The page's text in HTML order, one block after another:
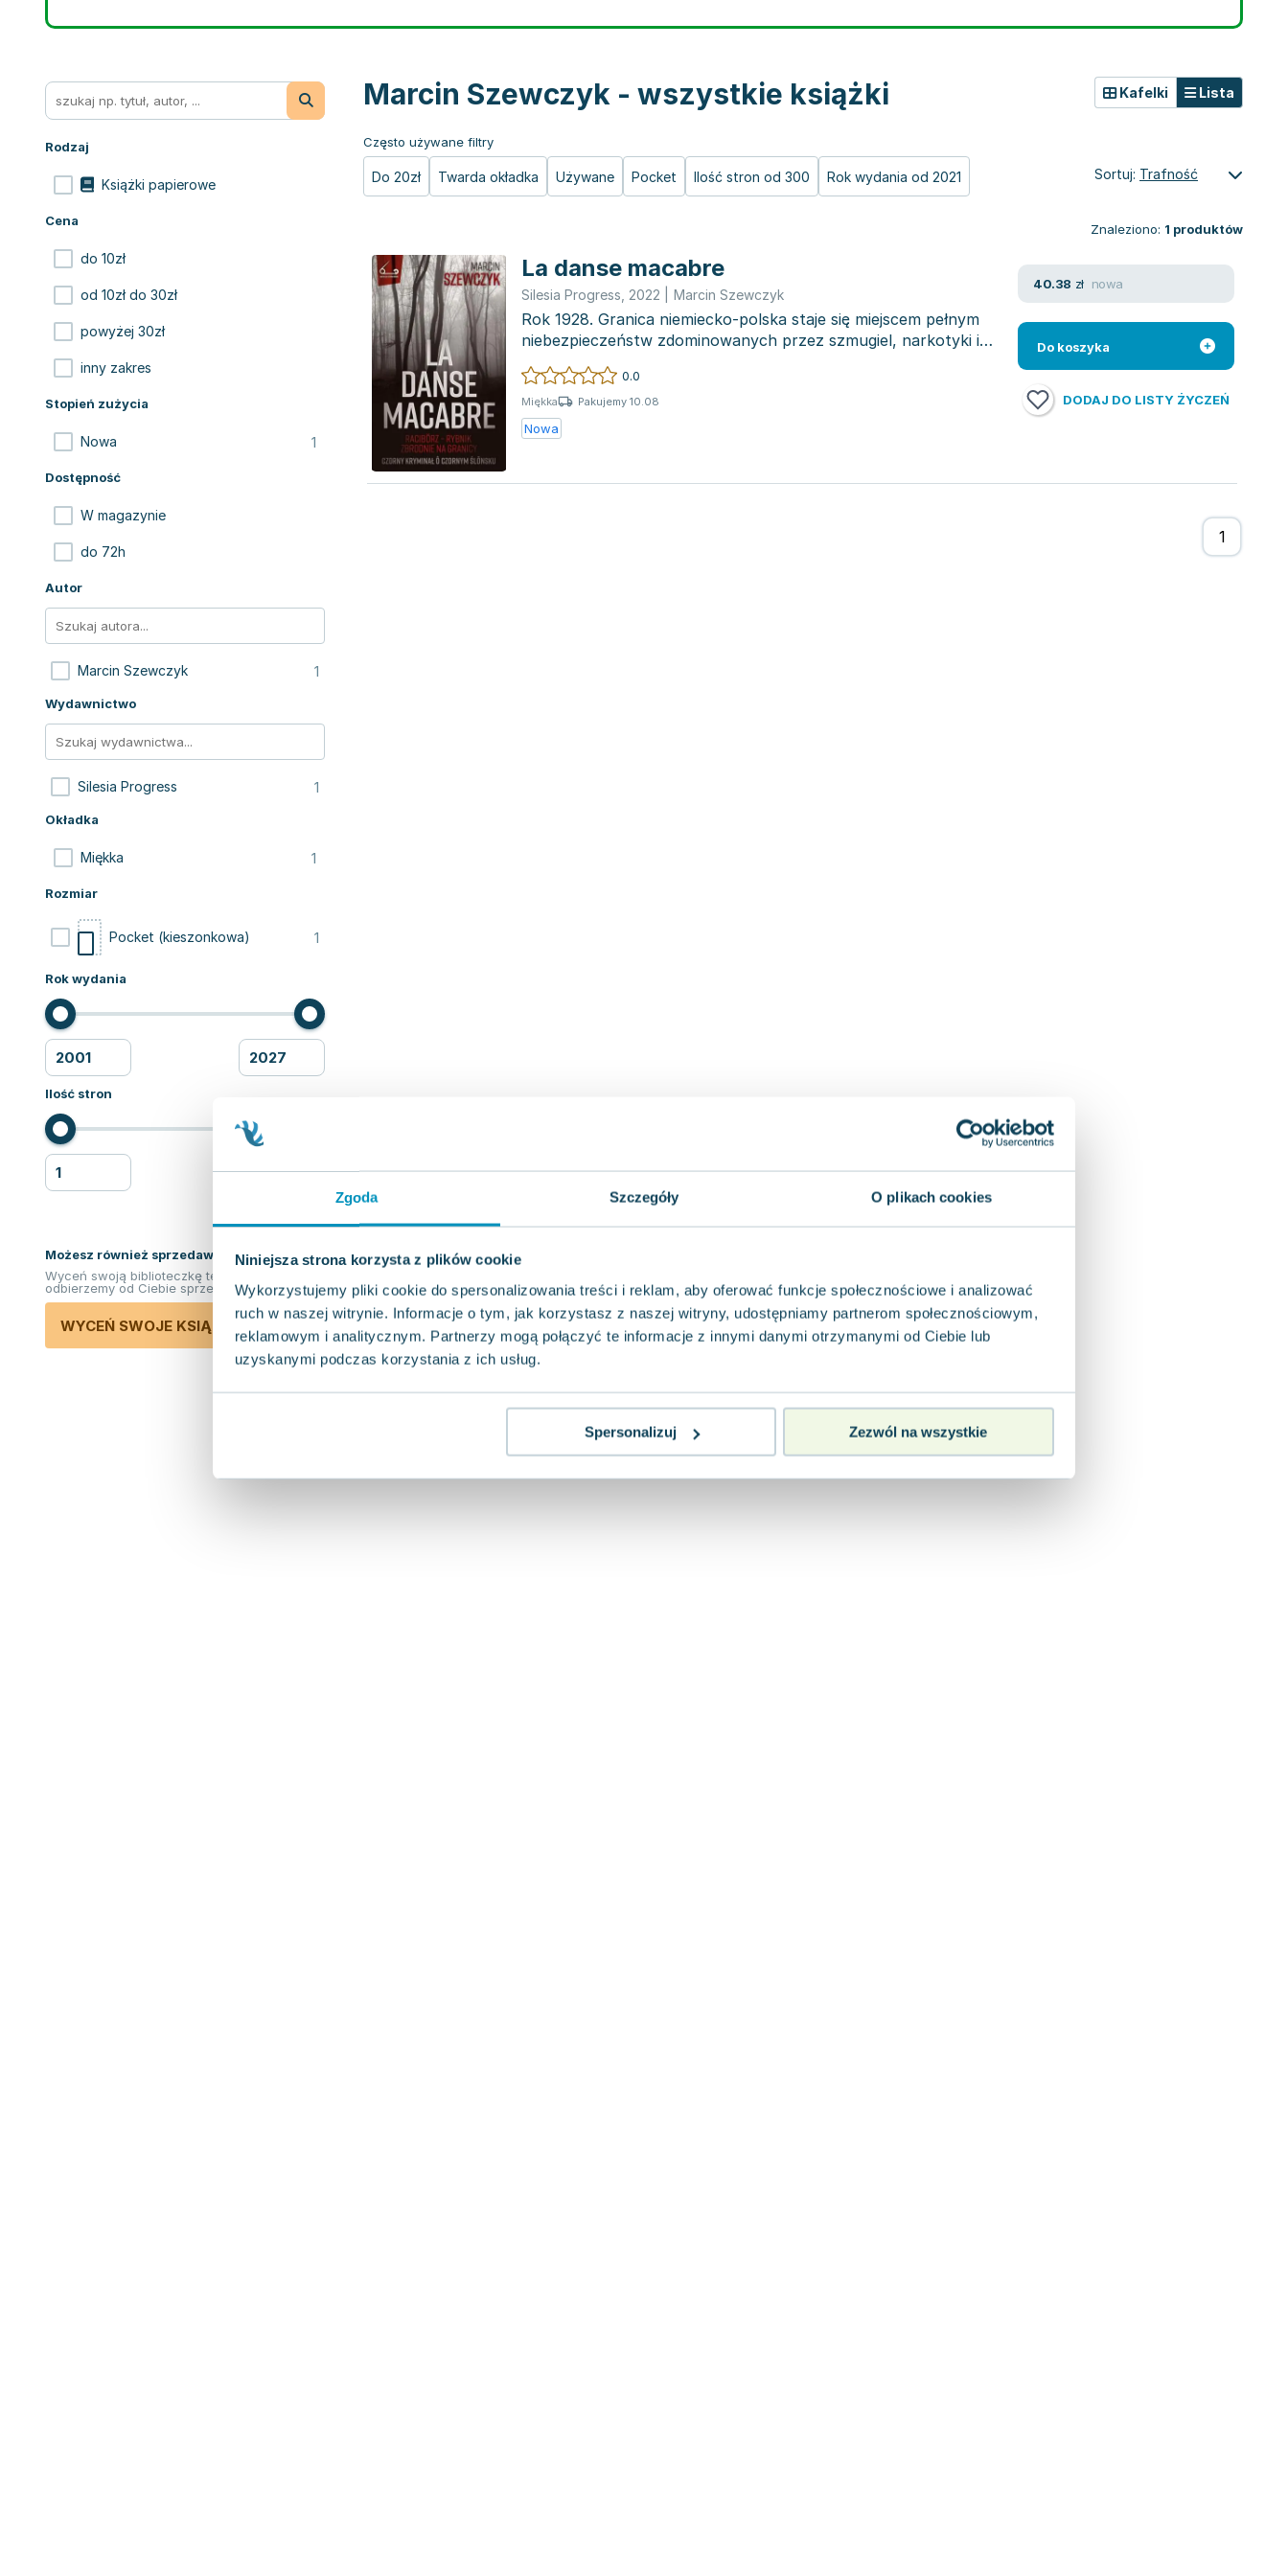
Zgoda Szczegóły O plikach cookies
Niniejsza strona korzysta z plików cookie
Wykorzystujemy pliki cookie do spersonalizowania treści i reklam, aby oferować funkcje społecznościowe i analizować
ruch w naszej witrynie. Informacje o tym, jak korzystasz z naszej witryny, udostępniamy partnerom społecznościowym,
reklamowym i analitycznym. Partnerzy mogą połączyć te informacje z innymi danymi otrzymanymi od Ciebie lub
uzyskanymi podczas korzystania z ich usług.
Spersonalizuj Zezwól na wszystkie
Rodzaj
Książki papierowe
Cena
do 10zł
od 10zł do 30zł
powyżej 30zł
inny zakres
Stopień zużycia
Nowa 1
Dostępność
W magazynie
do 72h
Autor
Marcin Szewczyk 1
Wydawnictwo
Silesia Progress 1
Okładka
Miękka 1
Rozmiar
Pocket (kieszonkowa) 1
Rok wydania
Ilość stron
Możesz również sprzedawać ksiązki!
Wyceń swoją biblioteczkę teraz. Odkupimy i
odbierzemy od Ciebie sprzedane książki.
WYCEŃ SWOJE KSIĄŻKI
Marcin Szewczyk - wszystkie książki
Często używane filtry
Do 20zł Twarda okładka Używane Pocket Ilość stron od 300 Rok wydania od 2021
Kafelki Lista
Sortuj: Trafność
Znaleziono: 1 produktów
La danse macabre
Silesia Progress 2022 Marcin Szewczyk
Rok 1928. Granica niemiecko-polska staje się miejscem pełnym
niebezpieczeństw zdominowanych przez szmugiel, narkotyki i
zbrodnie....
0.0
Miękka Pakujemy 10.08
Nowa
40.38 zł nowa
Do koszyka
DODAJ DO LISTY ŻYCZEŃ